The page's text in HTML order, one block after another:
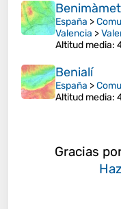
Benimàmet
España >
Valencia >
Altitud media:
Benialí
España >
Altitud media:
Gracias